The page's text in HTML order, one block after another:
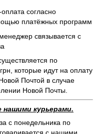
согласно
платёжных программ
связывается с
по
которые идут на оплату
Почтой в случае
Новой Почты.
нашими курьерами.
с понедельника по